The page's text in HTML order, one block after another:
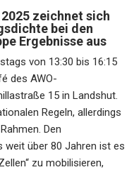
zeichnet sich
bei den
Ergebnisse aus
von 13:30 bis 16:15
des AWO-
15 in Landshut.
Regeln, allerdings
Den
weit über 80 Jahren ist es
zu mobilisieren,